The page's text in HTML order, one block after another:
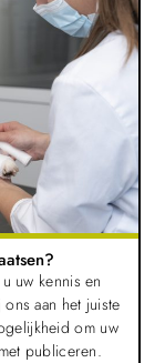
uw kennis en
aan het juiste
om uw
publiceren.